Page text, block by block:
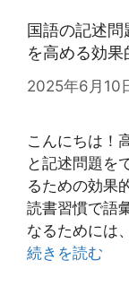
国語の記述
を高める効
2025年6月10
こんにちは！
と記述問題を
るための効果
読書習慣で語
なるためには
続きを読む